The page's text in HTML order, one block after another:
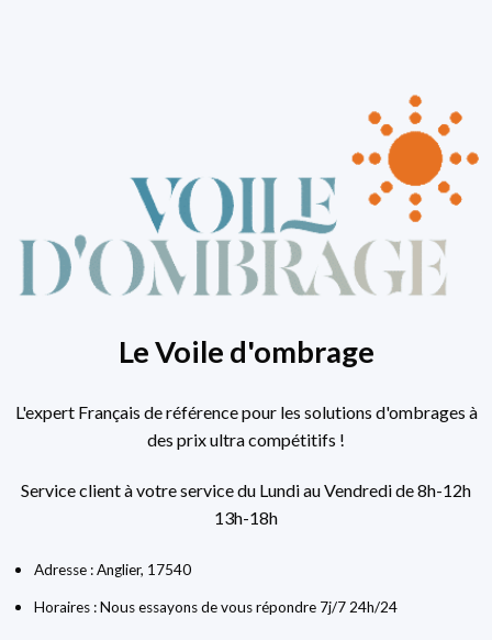
Le Voile d'ombrage
L'expert Français de référence pour les solutions d'ombrages à
des prix ultra compétitifs !
Service client à votre service du Lundi au Vendredi de 8h-12h
13h-18h
Adresse : Anglier, 17540
Horaires : Nous essayons de vous répondre 7j/7 24h/24